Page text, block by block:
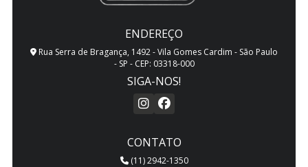
ENDEREÇO
Rua Serra de Bragança, 1492 - Vila Gomes Cardim - São Paulo
- SP - CEP: 03318-000
SIGA-NOS!
CONTATO
(11) 2942-1350